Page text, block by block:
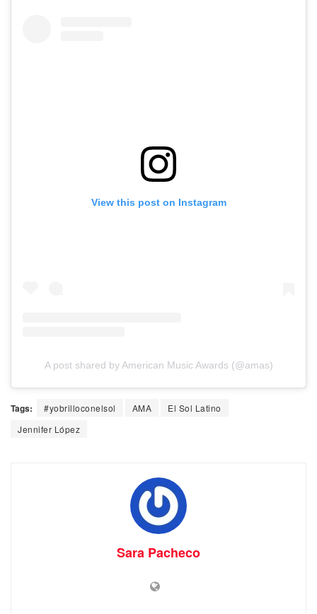
View this post on Instagram
A post shared by American Music Awards (@amas)
Tags: #yobrilloconelsol AMA
El Sol Latino
Jennifer López
Sara Pacheco